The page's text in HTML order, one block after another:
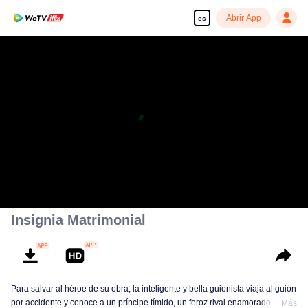
es Abrir App
Insignia Matrimonial
Para salvar al héroe de su obra, la inteligente y bella guionista viaja al guión
por accidente y conoce a un príncipe tímido, un feroz rival enamorado, unMás